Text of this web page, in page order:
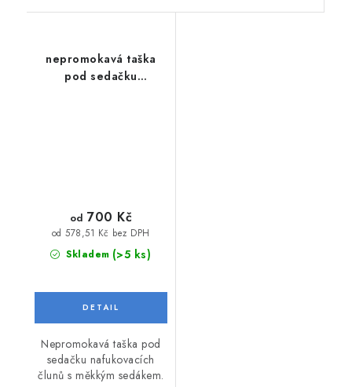
nepromokavá taška
pod sedačku
Skladem (>5 ks)
od 578,51 Kč bez DPH
od 700 Kč
Nepromokavá taška pod
sedačku nafukovacích
člunů s měkkým sedákem.